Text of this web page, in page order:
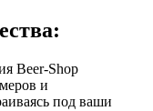
Beer-Shop
и
под ваши